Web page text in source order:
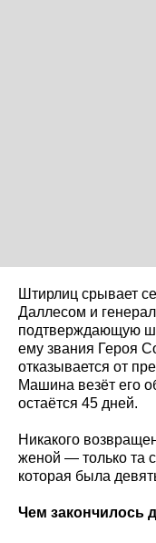
Штирлиц срывает
Даллесом и
подтверждающую
ему звания Героя
отказывается от
Машина везёт его
остаётся 45 дней.
Никакого
женой — только та
которая была
Чем закончилось